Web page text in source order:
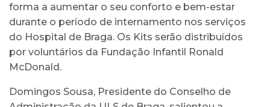
forma a aumentar o seu conforto e bem-estar
durante o período de internamento nos serviços
do Hospital de Braga. Os Kits serão distribuídos
por voluntários da Fundação Infantil Ronald
McDonald.
Domingos Sousa, Presidente do Conselho de